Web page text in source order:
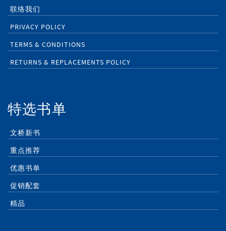
联络我们
PRIVACY POLICY
TERMS & CONDITIONS
RETURNS & REPLACEMENTS POLICY
特选书单
文桥新书
重点推荐
优惠书单
促销配套
精品